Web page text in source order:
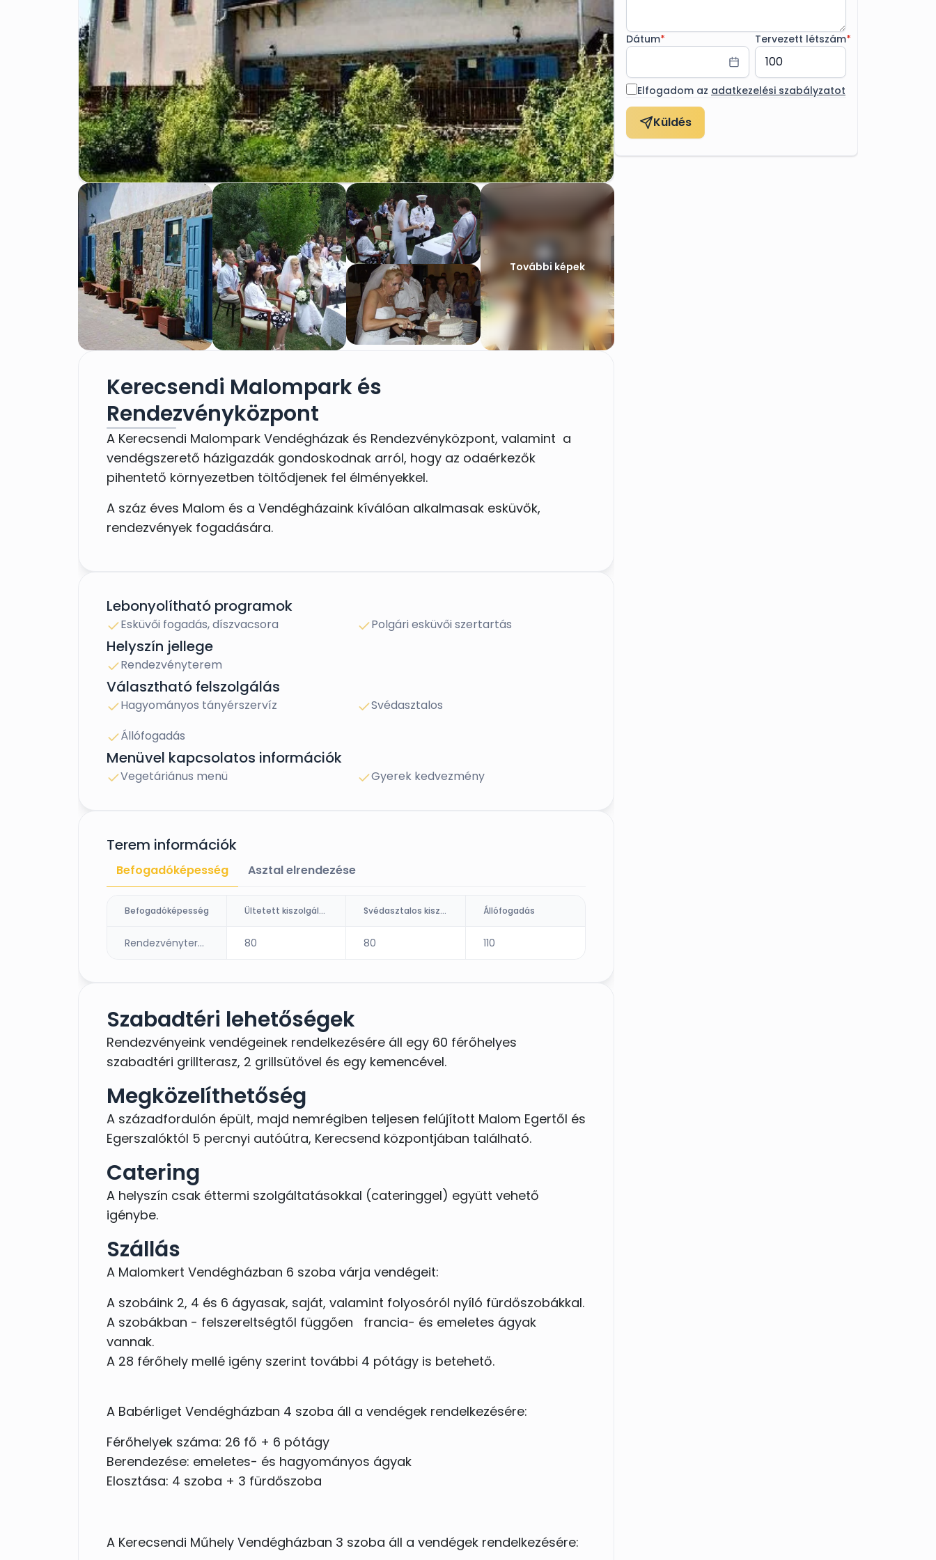
További képek
Kerecsendi Malompark és
Rendezvényközpont
A Kerecsendi Malompark Vendégházak és Rendezvényközpont, valamint a
vendégszerető házigazdák gondoskodnak arról, hogy az odaérkezők
pihentető környezetben töltődjenek fel élményekkel.
A száz éves Malom és a Vendégházaink kíválóan alkalmasak esküvők,
rendezvények fogadására.
Lebonyolítható programok
Esküvői fogadás, díszvacsora Polgári esküvői szertartás
Helyszín jellege
Rendezvényterem
Választható felszolgálás
Hagyományos tányérszervíz
Svédasztalos
Állófogadás
Menüvel kapcsolatos információk
Vegetáriánus menü Gyerek kedvezmény
Terem információk
Befogadóképesség Asztal elrendezése
Befogadóképesség Ültetett kiszolgálás (fő) Svédasztalos kiszolgálás Állófogadás
Rendezvényterem 80 80 110
Szabadtéri lehetőségek
Rendezvényeink vendégeinek rendelkezésére áll egy 60 férőhelyes
szabadtéri grillterasz, 2 grillsütővel és egy kemencével.
Megközelíthetőség
A századfordulón épült, majd nemrégiben teljesen felújított Malom Egertől és
Egerszalóktól 5 percnyi autóútra, Kerecsend központjában található.
Catering
A helyszín csak éttermi szolgáltatásokkal (cateringgel) együtt vehető
igénybe.
Szállás
A Malomkert Vendégházban 6 szoba várja vendégeit:
A szobáink 2, 4 és 6 ágyasak, saját, valamint folyosóról nyíló fürdőszobákkal.
A szobákban - felszereltségtől függően francia- és emeletes ágyak
vannak.
A 28 férőhely mellé igény szerint további 4 pótágy is betehető.
A Babérliget Vendégházban 4 szoba áll a vendégek rendelkezésére:
Férőhelyek száma: 26 fő + 6 pótágy
Berendezése: emeletes- és hagyományos ágyak
Elosztása: 4 szoba + 3 fürdőszoba
A Kerecsendi Műhely Vendégházban 3 szoba áll a vendégek rendelkezésére:
Dátum* Tervezett létszám*
Elfogadom az adatkezelési szabályzatot
Küldés